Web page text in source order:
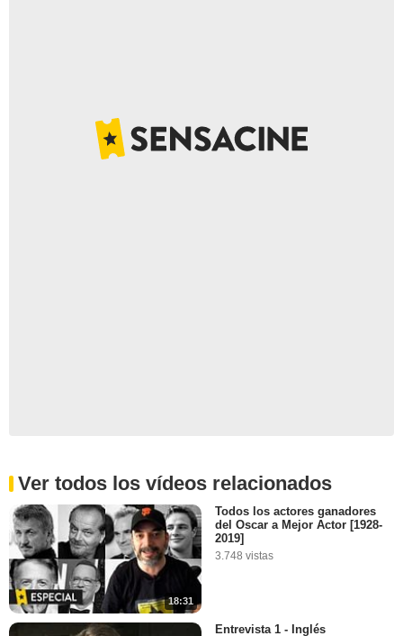
Ver todos los vídeos relacionados
18:31
Todos los actores ganadores
del Oscar a Mejor Actor [1928-
2019]
3.748 vistas
Entrevista 1 - Inglés